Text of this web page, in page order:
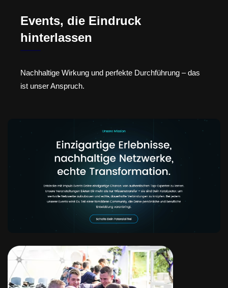
Events, die Eindruck
hinterlassen
Nachhaltige Wirkung und perfekte Durchführung – das
ist unser Anspruch.